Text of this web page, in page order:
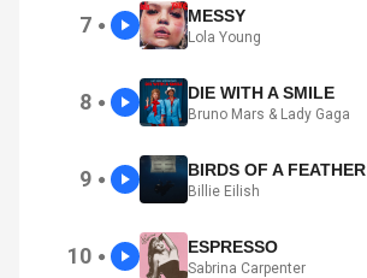
7 ● MESSY
Lola Young
8 ● DIE WITH A SMILE
Bruno Mars & Lady Gaga
9 ● BIRDS OF A FEATHER
Billie Eilish
10 ● ESPRESSO
Sabrina Carpenter